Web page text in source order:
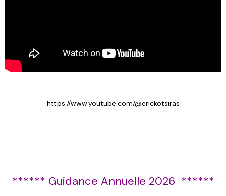
https://www.youtube.com/@erickotsiras
****** Guidance Annuelle 2026 ******